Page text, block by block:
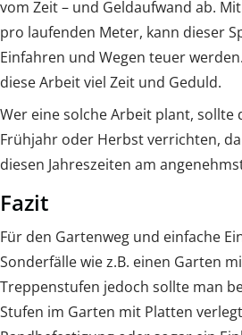
vom Zeit – und Geldaufwand ab.
pro laufenden Meter, kann dieser
Einfahren und Wegen teuer
diese Arbeit viel Zeit und Geduld.
Wer eine solche Arbeit plant, sollte
Frühjahr oder Herbst verrichten,
diesen Jahreszeiten am
Fazit
Für den Gartenweg und einfache
Sonderfälle wie z.B. einen Garten
Treppenstufen jedoch sollte man
Stufen im Garten mit Platten